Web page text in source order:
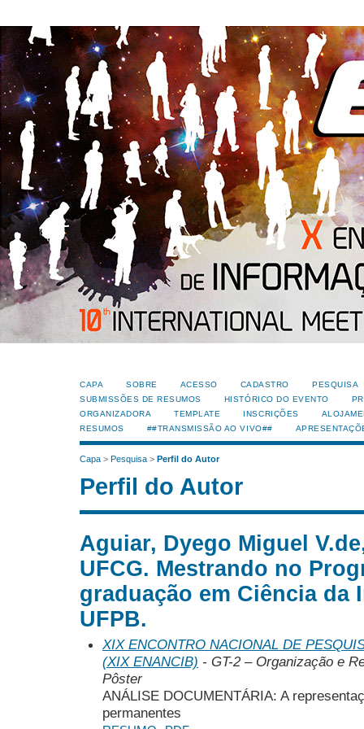
CAPA SOBRE ACESSO CADASTRO
PESQUISA
SUBMISSÕES DE RESUMOS
HISTÓRICO DO EVENTO
ORGANIZADORA
TEMPLATE INSCRIÇÕES
RESUMOS
##TRANSMISSÃO AO VIVO##
Capa > Pesquisa > Perfil do Autor
Perfil do Autor
Aguiar, Dyego Miguel
UFCG. Mestrando no
graduação em Ciência da
UFPB.
XIX ENCONTRO NACIONAL DE
(XIX ENANCIB) - GT-2 – Organização e
Pôster
ANÁLISE DOCUMENTÁRIA: A
permanentes